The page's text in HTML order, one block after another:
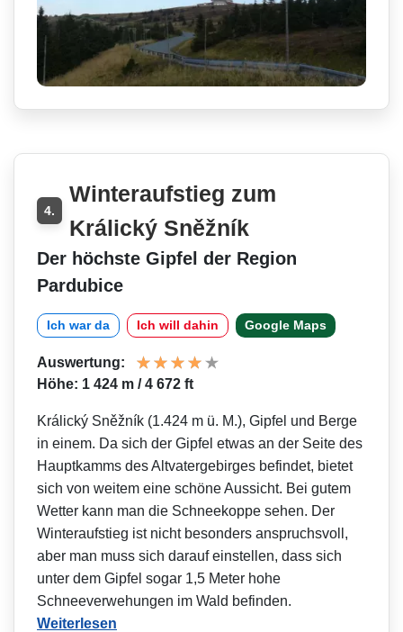
4.
Winteraufstieg zum
Králický Sněžník
Der höchste Gipfel der Region
Pardubice
Ich war da Ich will dahin Google Maps
Auswertung:
Höhe: 1 424 m / 4 672 ft
Králický Sněžník (1.424 m ü. M.), Gipfel und Berge
in einem. Da sich der Gipfel etwas an der Seite des
Hauptkamms des Altvatergebirges befindet, bietet
sich von weitem eine schöne Aussicht. Bei gutem
Wetter kann man die Schneekoppe sehen. Der
Winteraufstieg ist nicht besonders anspruchsvoll,
aber man muss sich darauf einstellen, dass sich
unter dem Gipfel sogar 1,5 Meter hohe
Schneeverwehungen im Wald befinden.
Weiterlesen